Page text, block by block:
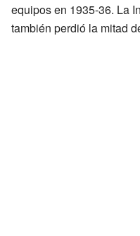
equipos en 1935-36. La
también perdió la mitad